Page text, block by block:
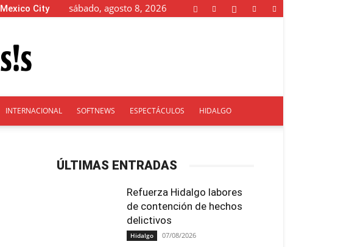
Mexico City sábado, agosto 8, 2026
INTERNACIONAL SOFTNEWS ESPECTÁCULOS HIDALGO
ÚLTIMAS ENTRADAS
Refuerza Hidalgo labores
de contención de hechos
delictivos
Hidalgo 07/08/2026